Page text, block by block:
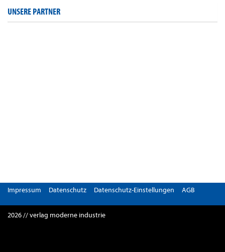
UNSERE PARTNER
Impressum Datenschutz Datenschutz-Einstellungen AGB
2026 // verlag moderne industrie